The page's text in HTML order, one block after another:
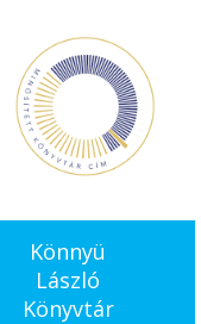
Könnyü
László
Könyvtár